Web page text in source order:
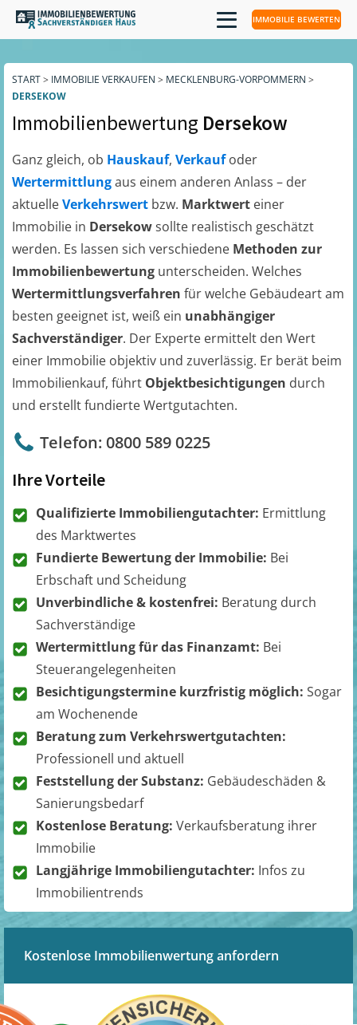
IMMOBILIE BEWERTEN
START> IMMOBILIE VERKAUFEN > MECKLENBURG-VORPOMMERN >
DERSEKOW
Immobilienbewertung Dersekow
Ganz gleich, ob Hauskauf, Verkaufoder
Wertermittlungaus einem anderen Anlass – der
aktuelleVerkehrswert bzw. Marktwert einer
Immobilie in Dersekowsollte realistisch geschätzt
werden. Es lassen sich verschiedene Methoden zur
Immobilienbewertung unterscheiden. Welches
Wertermittlungsverfahren für welche Gebäudeart am
besten geeignet ist, weiß ein unabhängiger
Sachverständiger. Der Experte ermittelt den Wert
einer Immobilie objektiv und zuverlässig. Er berät beim
Immobilienkauf, führt Objektbesichtigungen durch
und erstellt fundierte Wertgutachten.
Telefon: 0800 589 0225
Ihre Vorteile
Qualifizierte Immobiliengutachter: Ermittlung
des Marktwertes
Fundierte Bewertung der Immobilie: Bei
Erbschaft und Scheidung
Unverbindliche & kostenfrei: Beratung durch
Sachverständige
Wertermittlung für das Finanzamt: Bei
Steuerangelegenheiten
Besichtigungstermine kurzfristig möglich: Sogar
am Wochenende
Beratung zum Verkehrswertgutachten:
Professionell und aktuell
Feststellung der Substanz: Gebäudeschäden &
Sanierungsbedarf
Kostenlose Beratung: Verkaufsberatung ihrer
Immobilie
Langjährige Immobiliengutachter: Infos zu
Immobilientrends
Kostenlose Immobilienwertung anfordern